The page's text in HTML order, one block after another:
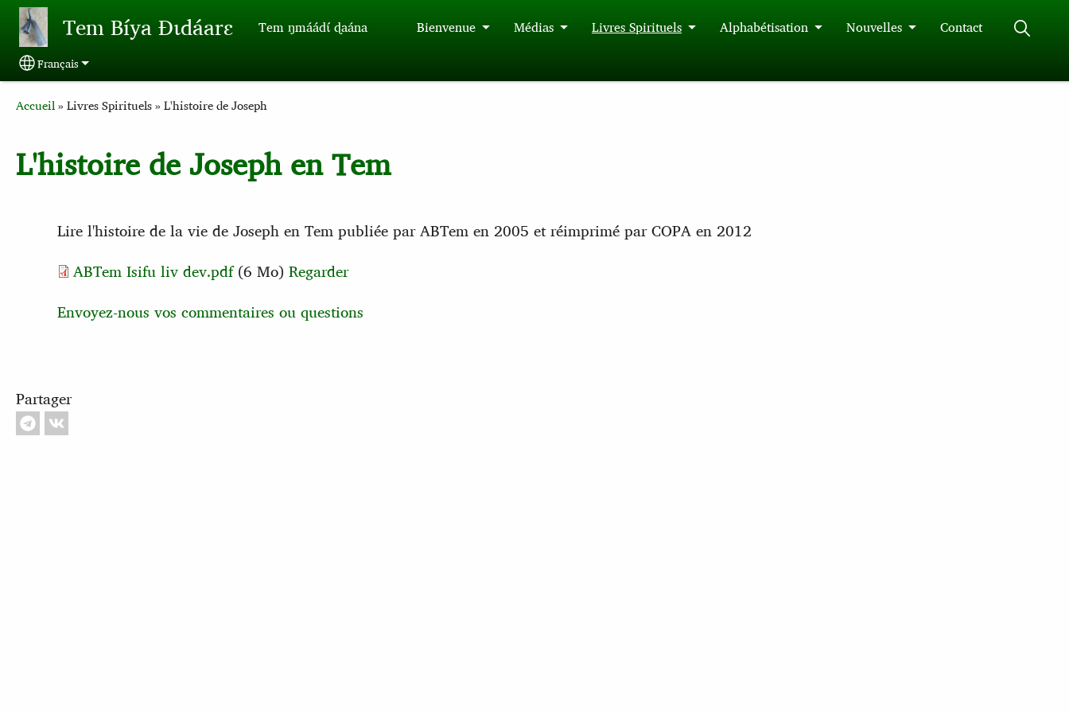
Aller au contenu principal
Tem Bíya Ɖɩdáarɛ Tem ŋmáádɩ́ ɖaána Bienvenue Médias Livres Spirituels Alphabétisation Nouvelles
Contact
Select your language
Français
Breadcrumb
Accueil Livres Spirituels L'histoire de Joseph
L'histoire de Joseph en Tem
Lire l'histoire de la vie de Joseph en Tem publiée par ABTem en 2005 et réimprimé par COPA en 2012
ABTem Isifu liv dev.pdf(6 Mo) Regarder
Envoyez-nous vos commentaires ou questions
Partager